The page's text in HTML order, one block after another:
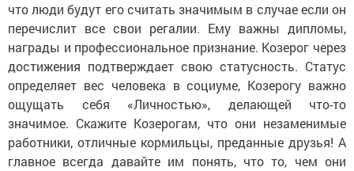
что люди будут его считать значимым в случае если он
перечислит все свои регалии. Ему важны дипломы,
награды и профессиональное признание. Козерог через
достижения подтверждает свою статусность. Статус
определяет вес человека в социуме, Козерогу важно
ощущать себя «Личностью», делающей что-то
значимое. Скажите Козерогам, что они незаменимые
работники, отличные кормильцы, преданные друзья! А
главное всегда давайте им понять, что то, чем они